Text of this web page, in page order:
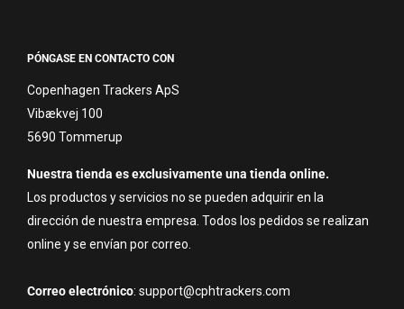
PÓNGASE EN CONTACTO CON
Copenhagen Trackers ApS
Vibækvej 100
5690 Tommerup
Nuestra tienda es exclusivamente una tienda online.
Los productos y servicios no se pueden adquirir en la
dirección de nuestra empresa. Todos los pedidos se realizan
online y se envían por correo.
Correo electrónico: support@cphtrackers.com